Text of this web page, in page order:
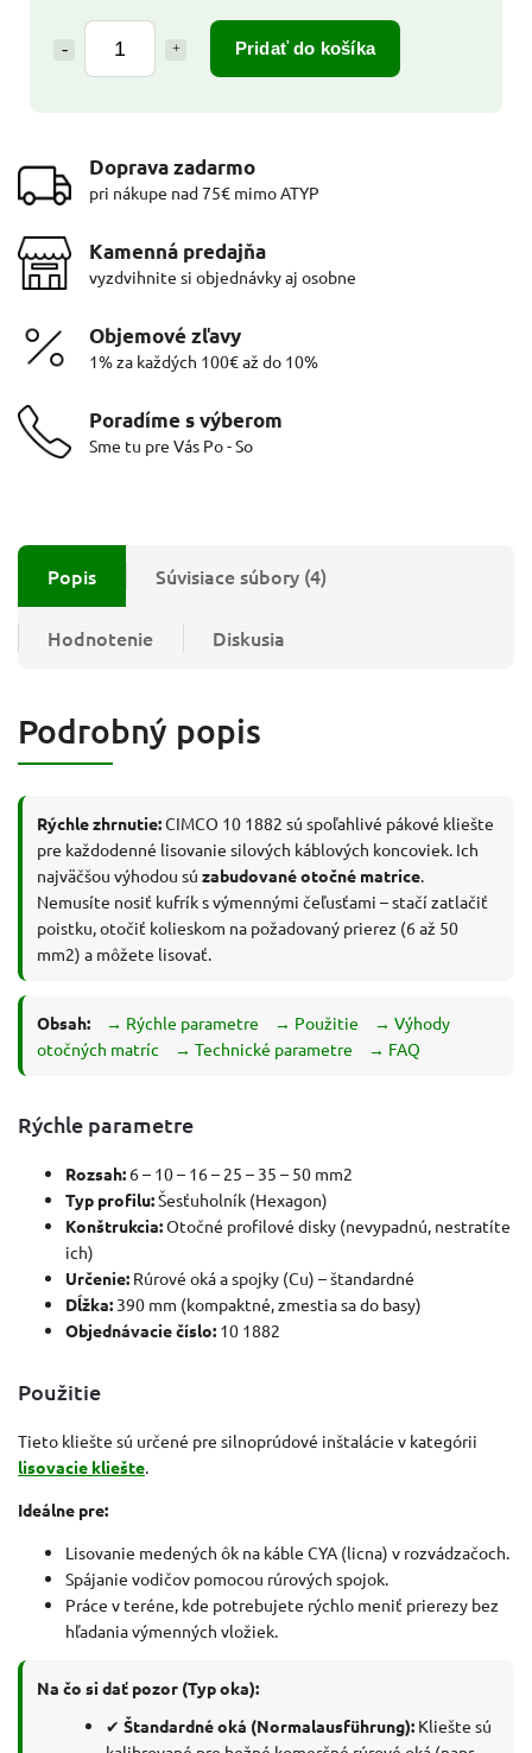
Pridať do košíka
Doprava zadarmo
pri nákupe nad 75€ mimo ATYP
Kamenná predajňa
vyzdvihnite si objednávky aj osobne
Objemové zľavy
1% za každých 100€ až do 10%
Poradíme s výberom
Sme tu pre Vás Po - So
Popis Súvisiace súbory (4)
Hodnotenie Diskusia
Podrobný popis
Rýchle zhrnutie:CIMCO 10 1882 sú spoľahlivé pákové kliešte
pre každodenné lisovanie silových káblových koncoviek. Ich
najväčšou výhodou sú zabudované otočné matrice
Nemusíte nosiť kufrík s výmennými čeľusťami – stačí zatlačiť
poistku, otočiť kolieskom na požadovaný prierez (6 až 50
mm2) a môžete lisovať.
Obsah: → Rýchle parametre → Použitie
→ Výhody
otočných matríc
→ Technické parametre → FAQ
Rýchle parametre
Rozsah: 6 – 10 – 16 – 25 – 35 – 50 mm2
Typ profilu:Šesťuholník (Hexagon)
Konštrukcia:Otočné profilové disky (nevypadnú, nestratíte
ich)
Určenie: Rúrové oká a spojky (Cu) – štandardné
Dĺžka: 390 mm (kompaktné, zmestia sa do basy)
Objednávacie číslo: 10 1882
Použitie
Tieto kliešte sú určené pre silnoprúdové inštalácie v kategórii
lisovacie kliešte
Ideálne pre:
Lisovanie medených ôk na káble CYA (licna) v rozvádzačoch.
Spájanie vodičov pomocou rúrových spojok.
Práce v teréne, kde potrebujete rýchlo meniť prierezy bez
hľadania výmenných vložiek.
Na čo si dať pozor (Typ oka):
✔ Štandardné oká (Normalausführung): Kliešte sú